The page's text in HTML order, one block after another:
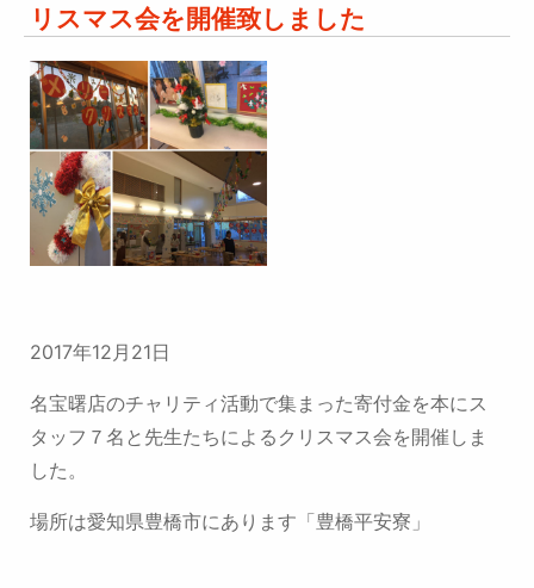
リスマス会を開催致しました
2017年12月21日
名宝曙店のチャリティ活動で集まった寄付金を本にス
タッフ７名と先生たちによるクリスマス会を開催しま
した。
場所は愛知県豊橋市にあります「豊橋平安寮」